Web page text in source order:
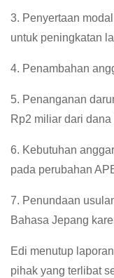
3. Penyertaan
untuk peningkatan
4. Penambahan
5. Penanganan
Rp2 miliar dari dana
6. Kebutuhan
pada perubahan
7. Penundaan
Bahasa Jepang
Edi menutup
pihak yang terlibat